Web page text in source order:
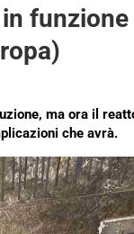
ma ora il
che avrà.